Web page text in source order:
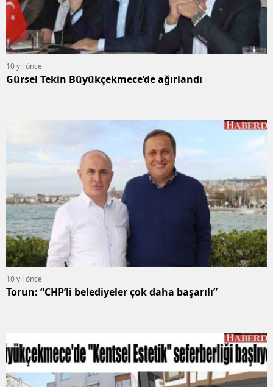
10 yıl önce
Gürsel Tekin Büyükçekmece’de ağırlandı
10 yıl önce
Torun: “CHP’li belediyeler çok daha başarılı”